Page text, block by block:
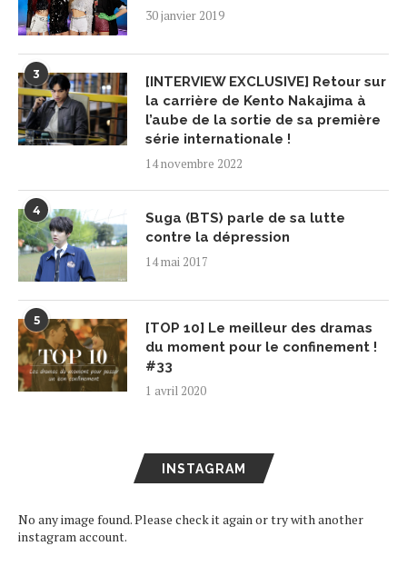
30 janvier 2019
3
[INTERVIEW EXCLUSIVE] Retour sur
la carrière de Kento Nakajima à
l’aube de la sortie de sa première
série internationale !
14 novembre 2022
4
Suga (BTS) parle de sa lutte
contre la dépression
14 mai 2017
5
[TOP 10] Le meilleur des dramas
du moment pour le confinement !
#33
1 avril 2020
INSTAGRAM
No any image found. Please check it again or try with another
instagram account.